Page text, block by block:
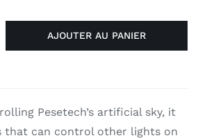
AJOUTER AU PANIER
Pesetech’s artificial sky, it
that can control other lights on